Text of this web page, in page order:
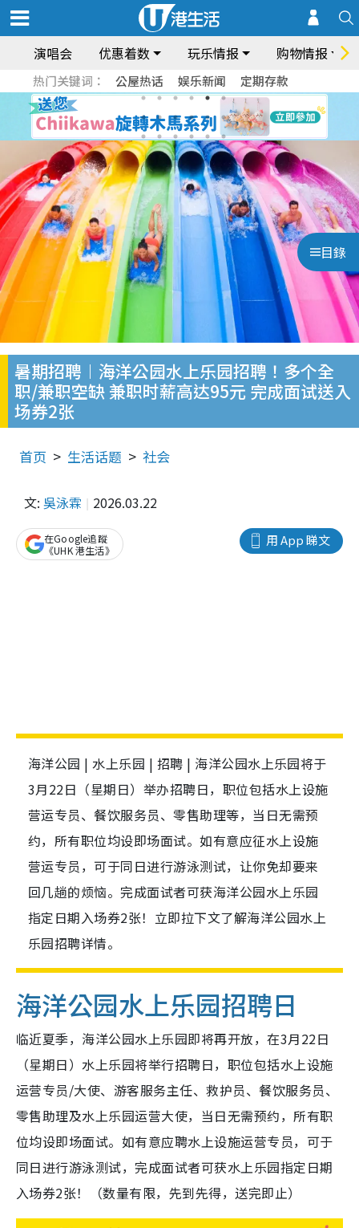
演唱会 优惠着数 玩乐情报 购物情报
热门关键词： 公屋热话 娱乐新闻 定期存款
目錄
暑期招聘︱海洋公园水上乐园招聘！多个全
职/兼职空缺 兼职时薪高达95元 完成面试送入
场券2张
首页 生活话题 社会
文: 吳泳霖 2026.03.22
用 App 睇文
在Google追蹤
《UHK 港生活》
海洋公园 | 水上乐园 | 招聘 | 海洋公园水上乐园将于
3月22日（星期日）举办招聘日，职位包括水上设施
营运专员、餐饮服务员、零售助理等，当日无需预
约，所有职位均设即场面试。如有意应征水上设施
营运专员，可于同日进行游泳测试，让你免却要来
回几趟的烦恼。完成面试者可获海洋公园水上乐园
指定日期入场券2张！立即拉下文了解海洋公园水上
乐园招聘详情。
海洋公园水上乐园招聘日
临近夏季，海洋公园水上乐园即将再开放，在3月22日
（星期日）水上乐园将举行招聘日，职位包括水上设施
运营专员/大使、游客服务主任、救护员、餐饮服务员、
零售助理及水上乐园运营大使，当日无需预约，所有职
位均设即场面试。如有意应聘水上设施运营专员，可于
同日进行游泳测试，完成面试者可获水上乐园指定日期
入场券2张！（数量有限，先到先得，送完即止）